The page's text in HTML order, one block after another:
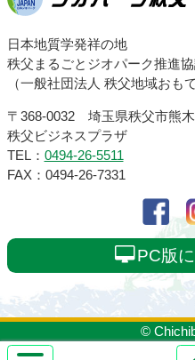
ジオパーク秩父
日本地質学発祥の地
秩父まるごとジオパーク推進
（一般社団法人 秩父地域おも
〒368-0032 埼玉県秩父市熊
秩父ビジネスプラザ
TEL： 0494-26-5511
FAX：0494-26-7331
PC版
©